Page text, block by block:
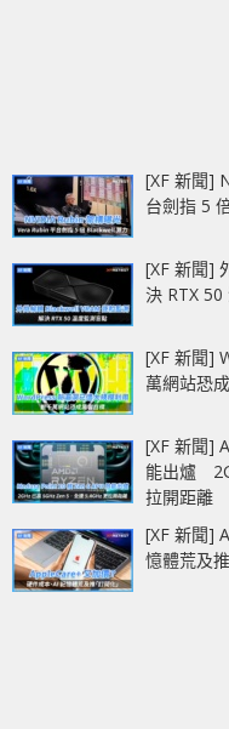
[XF 新聞]
台劍指 5
[XF 新聞]
決 RTX
[XF 新聞]
萬網站恐
[XF 新聞]
能出爐
拉開距離
[XF 新聞]
憶體荒及